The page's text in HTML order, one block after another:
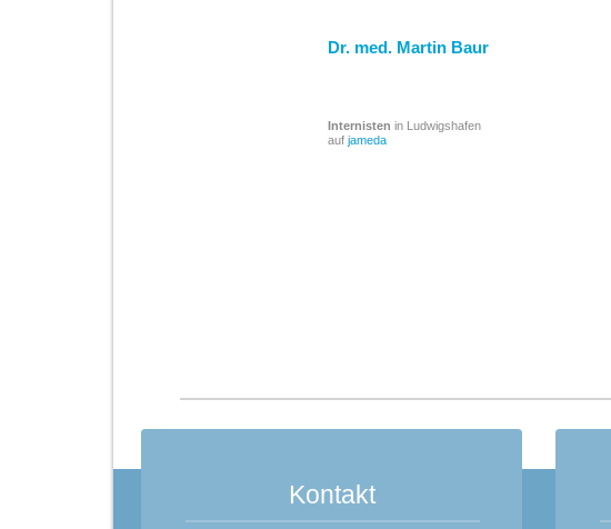
Dr. med. Martin Baur
Internisten in Ludwigshafen
auf jameda
Kontakt